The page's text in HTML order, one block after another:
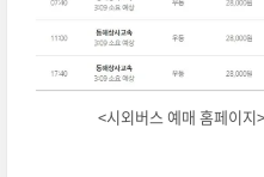
<시외버스 예매 홈페이지